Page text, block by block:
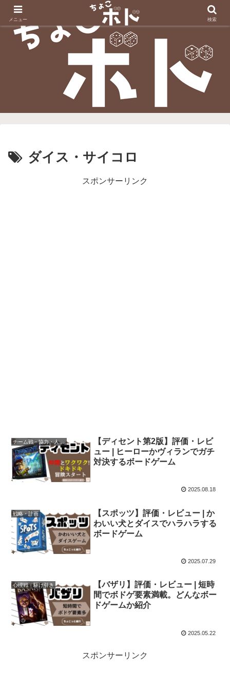
ダイス・サイコロ
スポンサーリンク
チーム戦・協力・人数非対称
【ディセント第2版】評価・レビ
ュー | ヒーローかヴィランでガチ
対決するボードゲーム
2025.08.18
戦略・計画
【スポッツ】評価・レビュー | か
わいい犬とダイスでハラハラする
ボードゲーム
2025.07.29
心理戦・駆け引き
【バザリ】評価・レビュー | 短時
間でボドゲ要素満載。どんなボー
ドゲームか紹介
2025.05.22
スポンサーリンク
メニュー 検索